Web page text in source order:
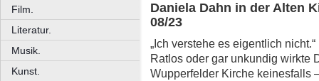
Film.
Literatur.
Musik.
Kunst.
Daniela Dahn in der Alten
08/23
„Ich verstehe es eigentlich
Ratlos oder gar unkundig wirkte
Wupperfelder Kirche keinesfalls